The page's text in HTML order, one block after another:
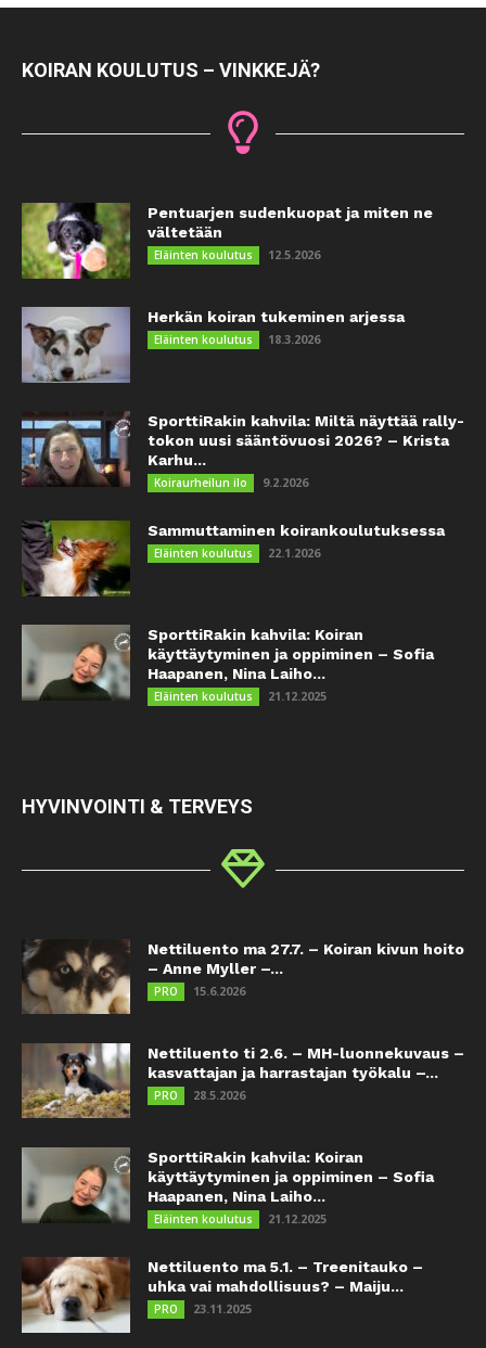
KOIRAN KOULUTUS – VINKKEJÄ?
Pentuarjen sudenkuopat ja miten ne
vältetään
Eläinten koulutus 12.5.2026
Herkän koiran tukeminen arjessa
Eläinten koulutus 18.3.2026
SporttiRakin kahvila: Miltä näyttää rally-
tokon uusi sääntövuosi 2026? – Krista
Karhu...
Koiraurheilun ilo 9.2.2026
Sammuttaminen koirankoulutuksessa
Eläinten koulutus 22.1.2026
SporttiRakin kahvila: Koiran
käyttäytyminen ja oppiminen – Sofia
Haapanen, Nina Laiho...
Eläinten koulutus 21.12.2025
HYVINVOINTI & TERVEYS
Nettiluento ma 27.7. – Koiran kivun hoito
– Anne Myller –...
PRO 15.6.2026
Nettiluento ti 2.6. – MH-luonnekuvaus –
kasvattajan ja harrastajan työkalu –...
PRO 28.5.2026
SporttiRakin kahvila: Koiran
käyttäytyminen ja oppiminen – Sofia
Haapanen, Nina Laiho...
Eläinten koulutus 21.12.2025
Nettiluento ma 5.1. – Treenitauko –
uhka vai mahdollisuus? – Maiju...
PRO 23.11.2025